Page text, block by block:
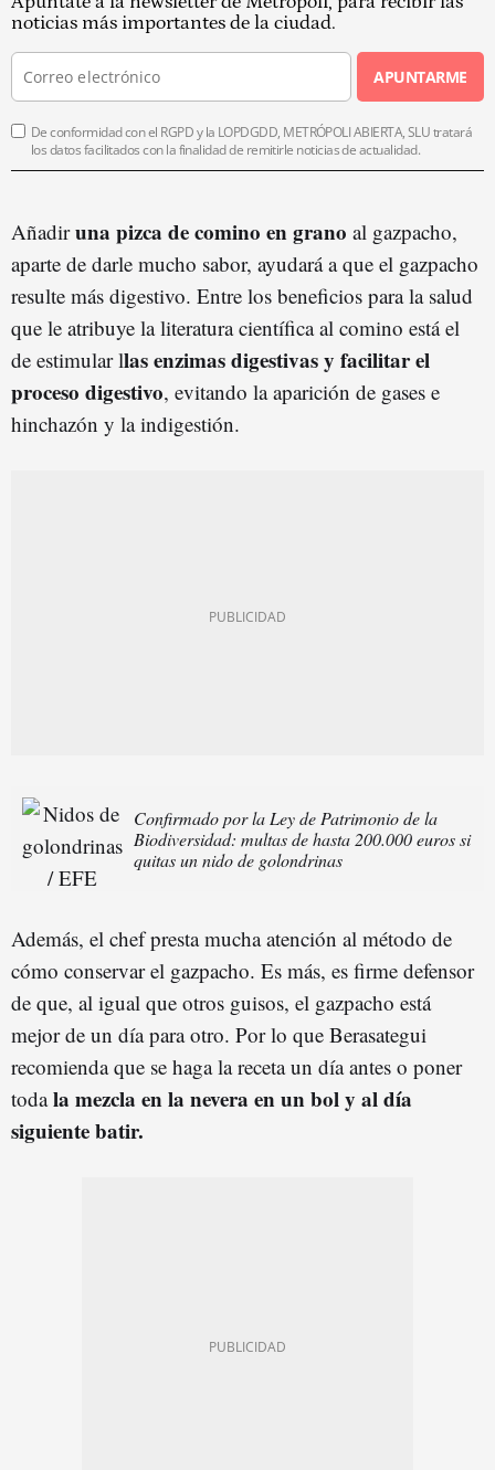
noticias más importantes de la ciudad.
APUNTARME
De conformidad con el RGPD y la LOPDGDD, METRÓPOLI ABIERTA, SLU tratará
los datos facilitados con la finalidad de remitirle noticias de actualidad.
Añadiruna pizca de comino en grano al gazpacho,
aparte de darle mucho sabor, ayudará a que el gazpacho
resulte más digestivo. Entre los beneficios para la salud
que le atribuye la literatura científica al comino está el
de estimular llas enzimas digestivas y facilitar el
proceso digestivo, evitando la aparición de gases e
hinchazón y la indigestión.
Confirmado por la Ley de Patrimonio de la
Biodiversidad: multas de hasta 200.000 euros si
quitas un nido de golondrinas
Además, el chef presta mucha atención al método de
cómo conservar el gazpacho. Es más, es firme defensor
de que, al igual que otros guisos, el gazpacho está
mejor de un día para otro. Por lo que Berasategui
recomienda que se haga la receta un día antes o poner
todala mezcla en la nevera en un bol y al día
siguiente batir.